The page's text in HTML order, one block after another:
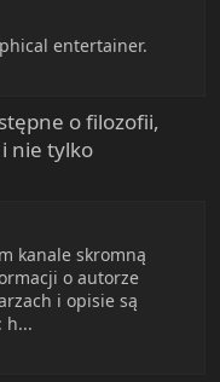
entertainer.
o filozofii,
nie tylko
kanale skromną
o autorze
i opisie są
h...